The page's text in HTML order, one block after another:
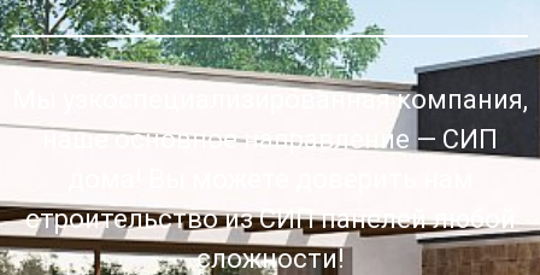
Мы узкоспециализированная компания,
наше основное направление — СИП
строительство из СИП панелей любой
сложности!